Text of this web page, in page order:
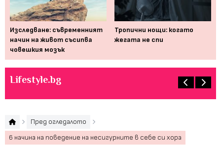
Изследване: съвременният
начин на живот съсипва
човешкия мозък
Тропични нощи: когато
жегата не спи
Lifestyle.bg
Пред огледалото
6 начина на поведение на несигурните в себе си хора